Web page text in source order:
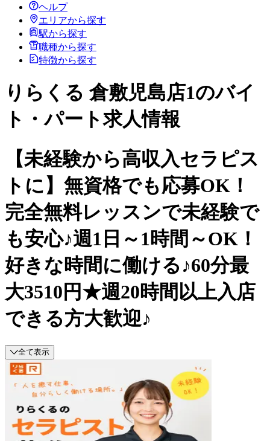
ヘルプ
エリアから探す
駅から探す
職種から探す
特徴から探す
りらくる 倉敷児島店1のバイ
ト・パート求人情報
【未経験から高収入セラピス
トに】無資格でも応募OK！
完全無料レッスンで未経験で
も安心♪週1日～1時間～OK！
好きな時間に働ける♪60分最
大3510円★週20時間以上入店
できる方大歓迎♪
全て表示